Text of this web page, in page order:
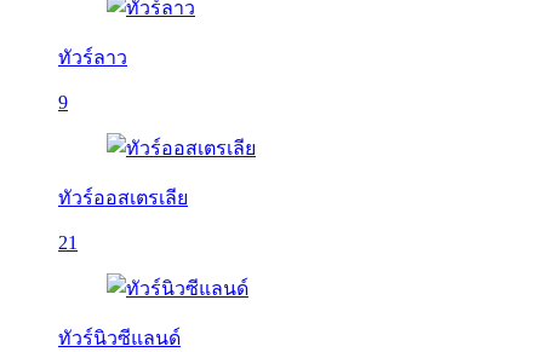
ทัวร์ลาว
9
ทัวร์ออสเตรเลีย
21
ทัวร์นิวซีแลนด์